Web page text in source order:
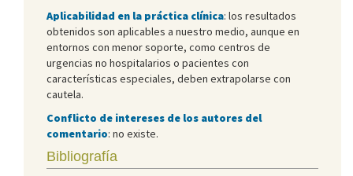
Aplicabilidad en la práctica clínica: los resultados
obtenidos son aplicables a nuestro medio, aunque en
entornos con menor soporte, como centros de
urgencias no hospitalarios o pacientes con
características especiales, deben extrapolarse con
cautela.
Conflicto de intereses de los autores del
comentario: no existe.
Bibliografía